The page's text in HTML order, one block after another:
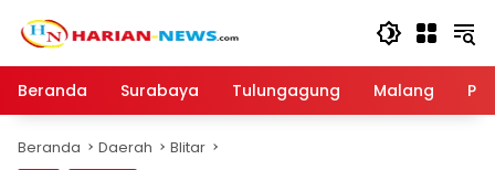
Beranda
Surabaya Tulungagung Malang
Beranda Daerah Blitar